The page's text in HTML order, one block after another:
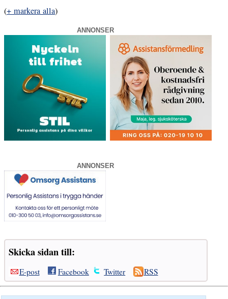
(+ markera alla)
ANNONSER
ANNONSER
Skicka sidan till:
E-post Facebook Twitter RSS